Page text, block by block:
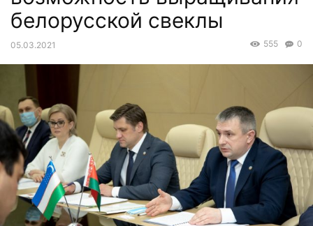
белорусской свеклы
05.03.2021 0
555